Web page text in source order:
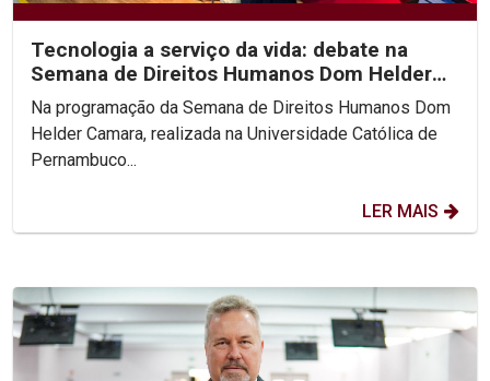
Tecnologia a serviço da vida: debate na
Semana de Direitos Humanos Dom Helder
Camara na Unicap...
Na programação da Semana de Direitos Humanos Dom
Helder Camara, realizada na Universidade Católica de
Pernambuco...
LER MAIS